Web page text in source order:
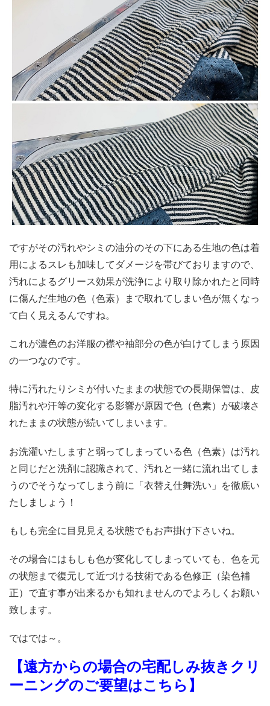
ですがその汚れやシミの油分のその下にある生地の色は着
用によるスレも加味してダメージを帯びておりますので、
汚れによるグリース効果が洗浄により取り除かれたと同時
に傷んだ生地の色（色素）まで取れてしまい色が無くなっ
て白く見えるんですね。
これが濃色のお洋服の襟や袖部分の色が白けてしまう原因
の一つなのです。
特に汚れたりシミが付いたままの状態での長期保管は、皮
脂汚れや汗等の変化する影響が原因で色（色素）が破壊さ
れたままの状態が続いてしまいます。
お洗濯いたしますと弱ってしまっている色（色素）は汚れ
と同じだと洗剤に認識されて、汚れと一緒に流れ出てしま
うのでそうなってしまう前に「衣替え仕舞洗い」を徹底い
たしましょう！
もしも完全に目見見える状態でもお声掛け下さいね。
その場合にはもしも色が変化してしまっていても、色を元
の状態まで復元して近づける技術である色修正（染色補
正）で直す事が出来るかも知れませんのでよろしくお願い
致します。
ではでは～。
【遠方からの場合の宅配しみ抜きクリ
ーニングのご要望はこちら】